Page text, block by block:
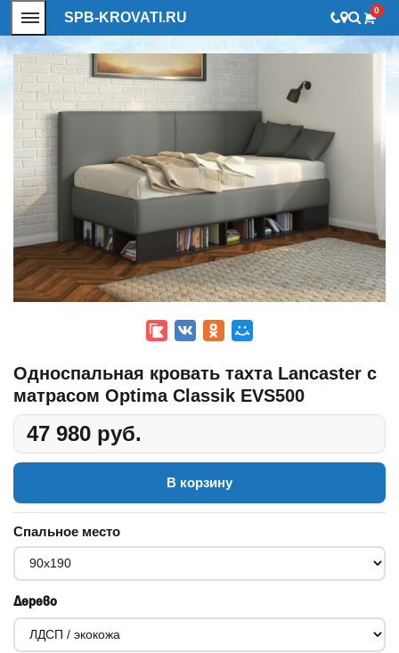
SPB-KROVATI.RU 0
Односпальная кровать тахта Lancaster с
матрасом Optima Classik EVS500
47 980 руб.
В корзину
Спальное место
Дерево